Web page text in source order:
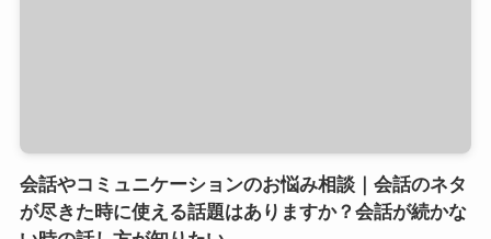
会話やコミュニケーションのお悩み相談｜会話のネタ
が尽きた時に使える話題はありますか？会話が続かな